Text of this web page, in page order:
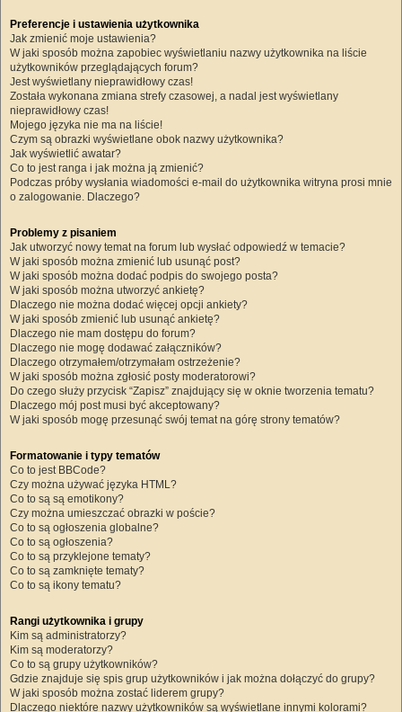
Preferencje i ustawienia użytkownika
Jak zmienić moje ustawienia?
W jaki sposób można zapobiec wyświetlaniu nazwy użytkownika na liście
użytkowników przeglądających forum?
Jest wyświetlany nieprawidłowy czas!
Została wykonana zmiana strefy czasowej, a nadal jest wyświetlany
nieprawidłowy czas!
Mojego języka nie ma na liście!
Czym są obrazki wyświetlane obok nazwy użytkownika?
Jak wyświetlić awatar?
Co to jest ranga i jak można ją zmienić?
Podczas próby wysłania wiadomości e-mail do użytkownika witryna prosi mnie
o zalogowanie. Dlaczego?
Problemy z pisaniem
Jak utworzyć nowy temat na forum lub wysłać odpowiedź w temacie?
W jaki sposób można zmienić lub usunąć post?
W jaki sposób można dodać podpis do swojego posta?
W jaki sposób można utworzyć ankietę?
Dlaczego nie można dodać więcej opcji ankiety?
W jaki sposób zmienić lub usunąć ankietę?
Dlaczego nie mam dostępu do forum?
Dlaczego nie mogę dodawać załączników?
Dlaczego otrzymałem/otrzymałam ostrzeżenie?
W jaki sposób można zgłosić posty moderatorowi?
Do czego służy przycisk “Zapisz” znajdujący się w oknie tworzenia tematu?
Dlaczego mój post musi być akceptowany?
W jaki sposób mogę przesunąć swój temat na górę strony tematów?
Formatowanie i typy tematów
Co to jest BBCode?
Czy można używać języka HTML?
Co to są są emotikony?
Czy można umieszczać obrazki w poście?
Co to są ogłoszenia globalne?
Co to są ogłoszenia?
Co to są przyklejone tematy?
Co to są zamknięte tematy?
Co to są ikony tematu?
Rangi użytkownika i grupy
Kim są administratorzy?
Kim są moderatorzy?
Co to są grupy użytkowników?
Gdzie znajduje się spis grup użytkowników i jak można dołączyć do grupy?
W jaki sposób można zostać liderem grupy?
Dlaczego niektóre nazwy użytkowników są wyświetlane innymi kolorami?